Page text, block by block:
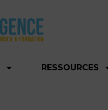
RESSOURCES